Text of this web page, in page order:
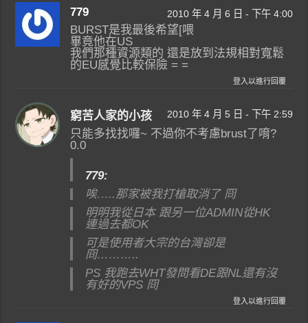
779 2010 年 4 月 6 日 - 下午 4:00
BURST是我最後希望[喂
畢竟他在US
我們那種資源類的 還是放到法規相對寬鬆
的EU感覺比較保險 = =
登入以進行回覆
窮苦人家的小孩 2010 年 4 月 5 日 - 下午 2:59
只能多找找囉~ 不過你不考慮brust了唷?
0.0
779:
唉…..那家被我打槍取消了 冏
明明我從日本 跟另一位ADMIN從HK
連過去都OK
可是使用者大宗的台灣卻是
冏………..
PS 我跑去WHT發問看DE跟NL還有沒
有好的VPS 冏
登入以進行回覆